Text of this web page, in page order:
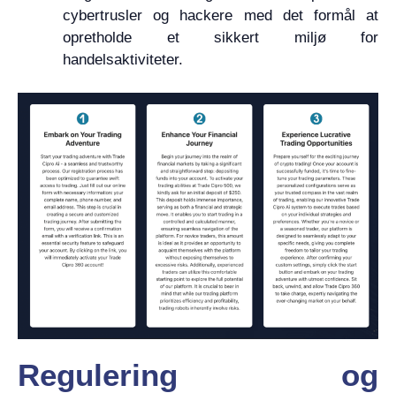
cybertrusler og hackere med det formål at
opretholde et sikkert miljø for
handelsaktiviteter.
Regulering og